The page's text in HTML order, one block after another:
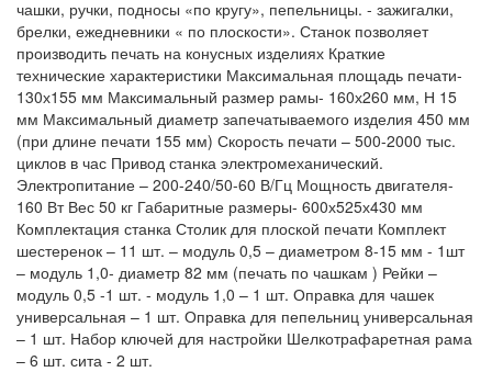
чашки, ручки, подносы «по кругу», пепельницы. - зажигалки,
брелки, ежедневники « по плоскости». Станок позволяет
производить печать на конусных изделиях Краткие
технические характеристики Максимальная площадь печати-
130х155 мм Максимальный размер рамы- 160х260 мм, Н 15
мм Максимальный диаметр запечатываемого изделия 450 мм
(при длине печати 155 мм) Скорость печати – 500-2000 тыс.
циклов в час Привод станка электромеханический.
Электропитание – 200-240/50-60 В/Гц Мощность двигателя-
160 Вт Вес 50 кг Габаритные размеры- 600х525х430 мм
Комплектация станка Столик для плоской печати Комплект
шестеренок – 11 шт. – модуль 0,5 – диаметром 8-15 мм - 1шт
– модуль 1,0- диаметр 82 мм (печать по чашкам ) Рейки –
модуль 0,5 -1 шт. - модуль 1,0 – 1 шт. Оправка для чашек
универсальная – 1 шт. Оправка для пепельниц универсальная
– 1 шт. Набор ключей для настройки Шелкотрафаретная рама
– 6 шт. сита - 2 шт.